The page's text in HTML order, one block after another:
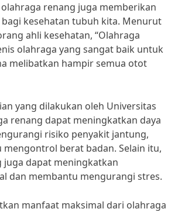
renang juga memberikan
kesehatan tubuh kita. Menurut
ahli kesehatan, “Olahraga
olahraga yang sangat baik untuk
melibatkan hampir semua otot
yang dilakukan oleh Universitas
renang dapat meningkatkan daya
risiko penyakit jantung,
berat badan. Selain itu,
juga dapat meningkatkan
dan membantu mengurangi stres.
manfaat maksimal dari olahraga